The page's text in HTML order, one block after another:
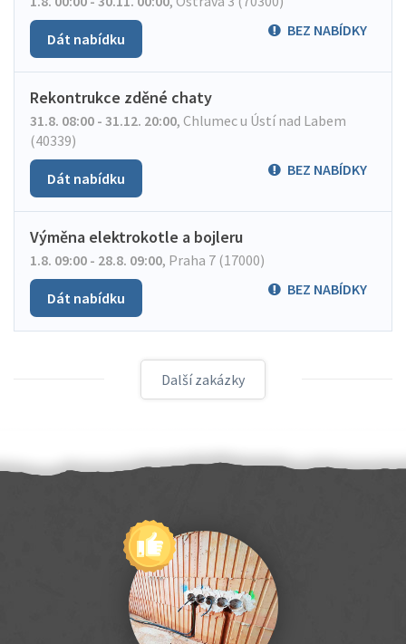
BEZ NABÍDKY
Dát nabídku
Rekontrukce zděné chaty
31.8. 08:00 - 31.12. 20:00, Chlumec u Ústí nad Labem
(40339)
BEZ NABÍDKY
Dát nabídku
Výměna elektrokotle a bojleru
1.8. 09:00 - 28.8. 09:00, Praha 7 (17000)
BEZ NABÍDKY
Dát nabídku
Další zakázky